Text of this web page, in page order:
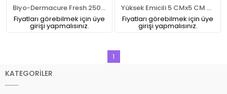
Biyo-Dermacure Fresh 250 ML
Fiyatları görebilmek için üye
girişi yapmalısınız.
Yüksek Emicili 5 CMx5 CM 4 kat Spanç 1000'li Paket
Fiyatları görebilmek için üye
girişi yapmalısınız.
1
KATEGORİLER